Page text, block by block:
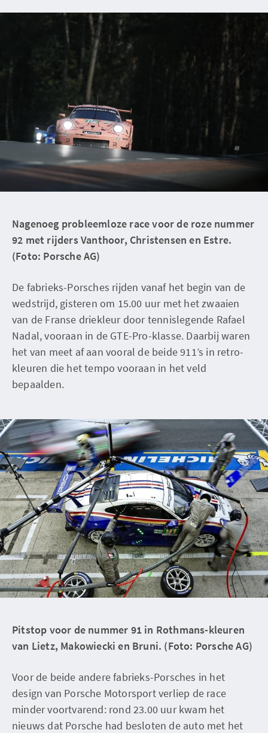
Nagenoeg probleemloze race voor de roze nummer
92 met rijders Vanthoor, Christensen en Estre.
(Foto: Porsche AG)
De fabrieks-Porsches rijden vanaf het begin van de
wedstrijd, gisteren om 15.00 uur met het zwaaien
van de Franse driekleur door tennislegende Rafael
Nadal, vooraan in de GTE-Pro-klasse. Daarbij waren
het van meet af aan vooral de beide 911’s in retro-
kleuren die het tempo vooraan in het veld
bepaalden.
Pitstop voor de nummer 91 in Rothmans-kleuren
van Lietz, Makowiecki en Bruni. (Foto: Porsche AG)
Voor de beide andere fabrieks-Porsches in het
design van Porsche Motorsport verliep de race
minder voortvarend: rond 23.00 uur kwam het
nieuws dat Porsche had besloten de auto met het